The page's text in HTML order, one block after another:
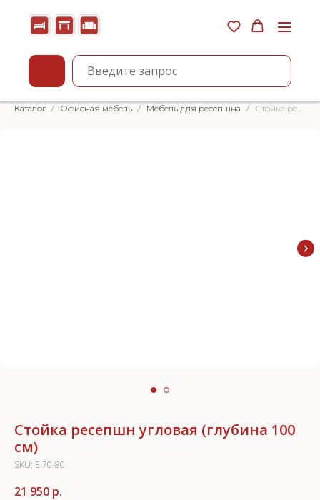
Каталог Офисная мебель Мебель для ресепшна Стойка ресепшн угловая (глубина 100 см)
Стойка ресепшн угловая (глубина 100
см)
SKU: E.70-80
21 950 р.